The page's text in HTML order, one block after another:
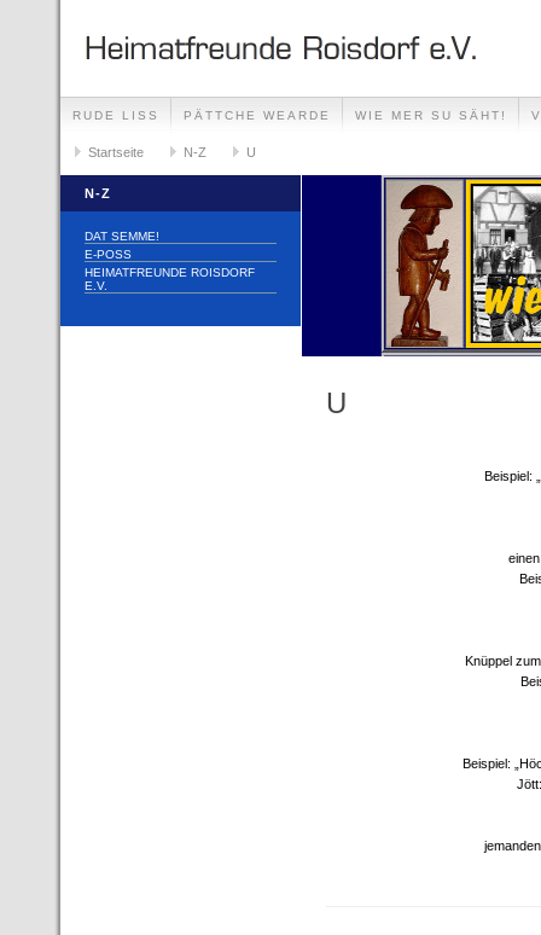
RUDE LISS PÄTTCHE WEARDE WIE MER SU SÄHT!
Startseite N-Z U
N-Z
DAT SEMME!
E-POSS
HEIMATFREUNDE ROISDORF
E.V.
U
Beispiel:
Knüppel
Beispiel: